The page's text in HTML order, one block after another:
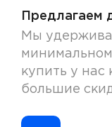
Предлагаем
Мы
купить у
большие